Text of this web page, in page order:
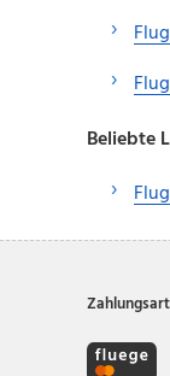
Beliebte